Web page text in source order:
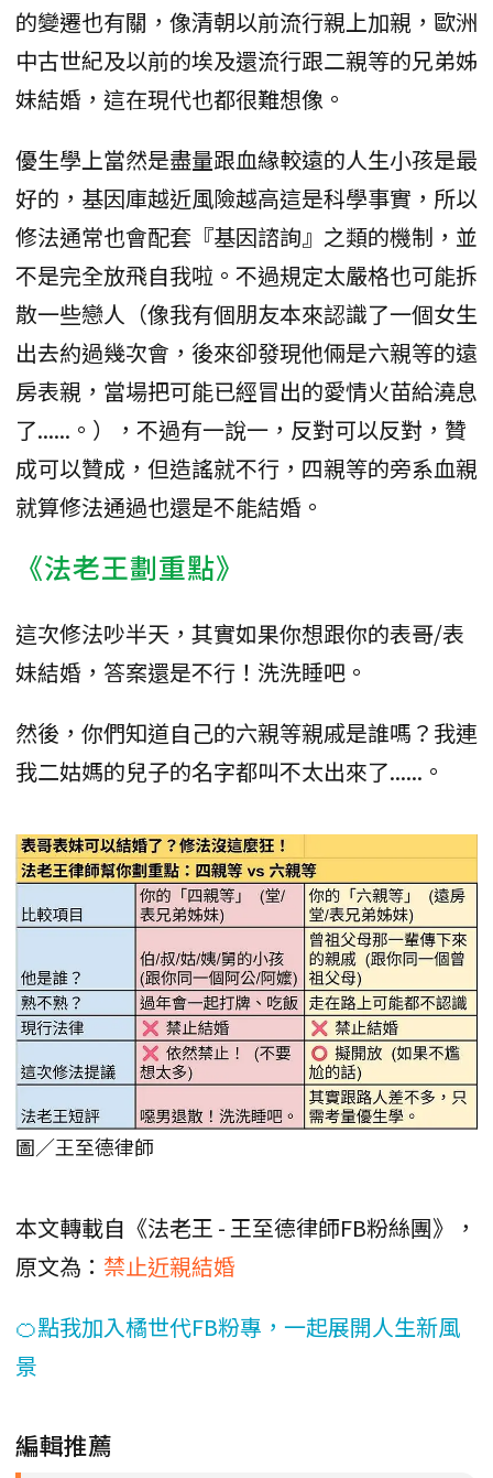
的變遷也有關，像清朝以前流行親上加親，歐洲
中古世紀及以前的埃及還流行跟二親等的兄弟姊
妹結婚，這在現代也都很難想像。
優生學上當然是盡量跟血緣較遠的人生小孩是最
好的，基因庫越近風險越高這是科學事實，所以
修法通常也會配套『基因諮詢』之類的機制，並
不是完全放飛自我啦。不過規定太嚴格也可能拆
散一些戀人（像我有個朋友本來認識了一個女生
出去約過幾次會，後來卻發現他倆是六親等的遠
房表親，當場把可能已經冒出的愛情火苗給澆息
了......。），不過有一說一，反對可以反對，贊
成可以贊成，但造謠就不行，四親等的旁系血親
就算修法通過也還是不能結婚。
《法老王劃重點》
這次修法吵半天，其實如果你想跟你的表哥/表
妹結婚，答案還是不行！洗洗睡吧。
然後，你們知道自己的六親等親戚是誰嗎？我連
我二姑媽的兒子的名字都叫不太出來了......。
圖／王至德律師
本文轉載自《法老王 - 王至德律師FB粉絲團》，
原文為： 禁止近親結婚
🍊點我加入橘世代FB粉專，一起展開人生新風
景
編輯推薦